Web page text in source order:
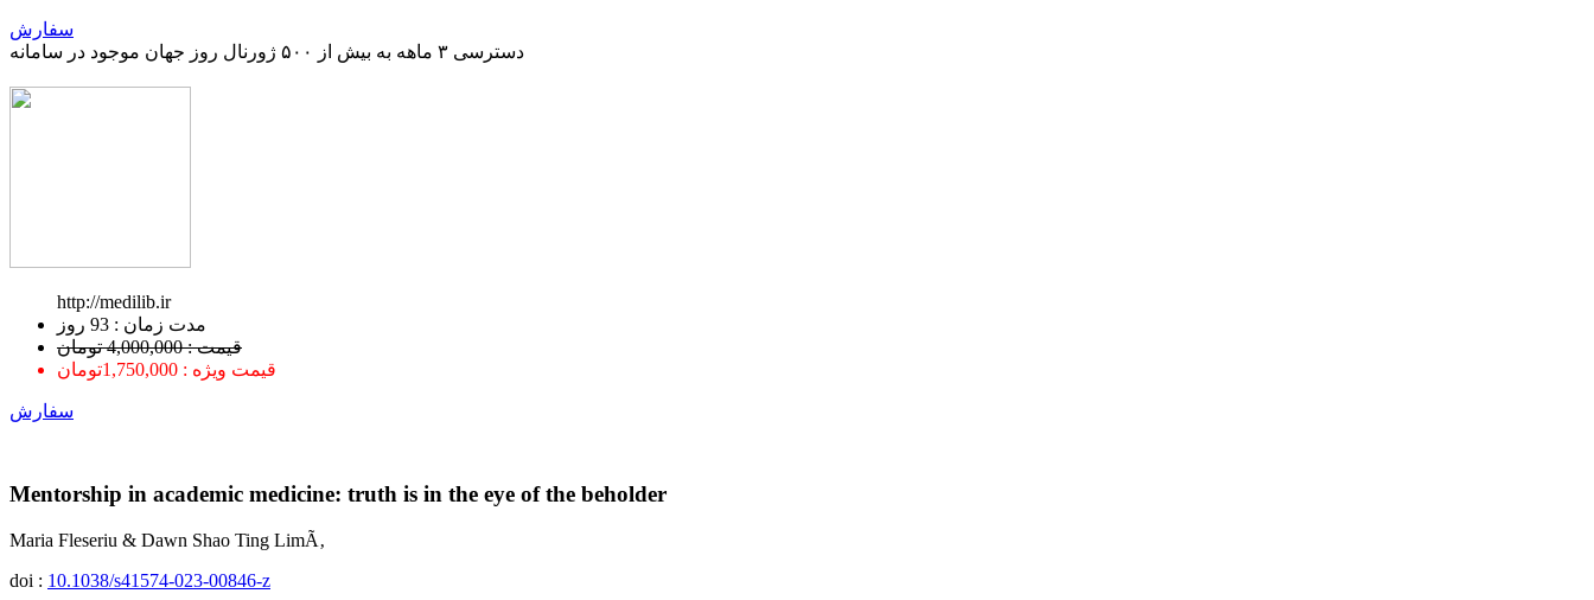
سفارش
دسترسی ۳ ماهه به بیش از ۵۰۰ ژورنال روز جهان موجود در سامانه
http://medilib.ir
ﻣﺪﺕ ﺯﻣﺎﻥ : 93 ﺭﻭﺯ
قیمت : 4,000,000 تومان
قیمت ویژه : 1,750,000تومان
سفارش
Mentorship in academic medicine: truth is in the eye of the beholder
Maria Fleseriu & Dawn Shao Ting LimÃ‚
doi : 10.1038/s41574-023-00846-z